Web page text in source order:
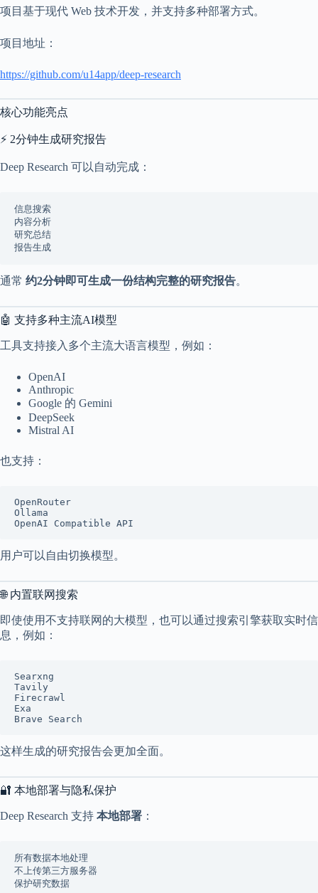
t
r
C
n
e
r
M
0
2
4
项目基于现代 Web 技术开发，并支持多种部署方式。
项目地址：
https://github.com/u14app/deep-research
核心功能亮点
⚡ 2分钟生成研究报告
Deep Research 可以自动完成：
信息搜索
内容分析
研究总结
报告生成
通常 约2分钟即可生成一份结构完整的研究报告。
🤖 支持多种主流AI模型
工具支持接入多个主流大语言模型，例如：
OpenAI
Anthropic
Google 的 Gemini
DeepSeek
Mistral AI
也支持：
OpenRouter
Ollama
OpenAI Compatible API
用户可以自由切换模型。
🌐 内置联网搜索
即使使用不支持联网的大模型，也可以通过搜索引擎获取实时信
息，例如：
Searxng
Tavily
Firecrawl
Exa
Brave Search
这样生成的研究报告会更加全面。
🔐 本地部署与隐私保护
Deep Research 支持 本地部署 ：
所有数据本地处理
不上传第三方服务器
保护研究数据